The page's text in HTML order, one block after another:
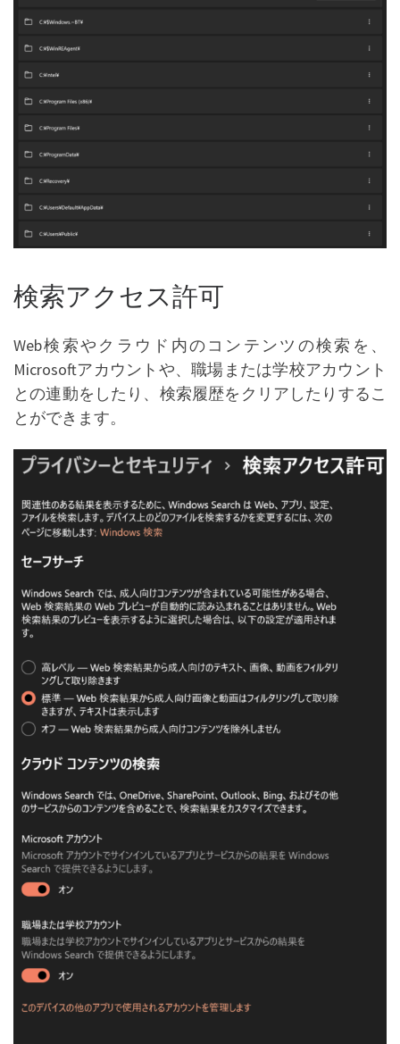
検索アクセス許可
Web検索やクラウド内のコンテンツの検索を、
Microsoftアカウントや、職場または学校アカウント
との連動をしたり、検索履歴をクリアしたりするこ
とができます。